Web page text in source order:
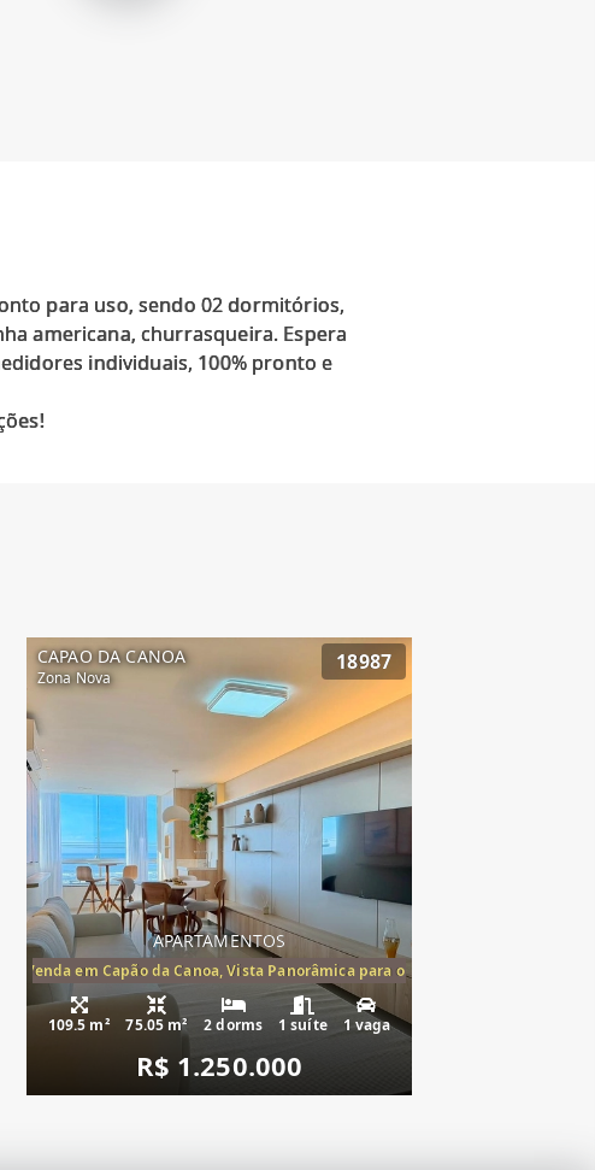
para uso, sendo 02 dormitórios,
americana, churrasqueira. Espera
individuais, 100% pronto e
Agende já sua visita com nossos corretores ou faça um cadastro para mais informações!
à venda Cap
CAPAO DA CANOA
Zona Nova
18987
APARTAMENTOS
à Venda em Capão da Canoa, Vista Panorâmica para o Mar, 2
109.5 m² 75.05 m² 2 dorms 1 suíte 1 vaga
R$ 1.250.000